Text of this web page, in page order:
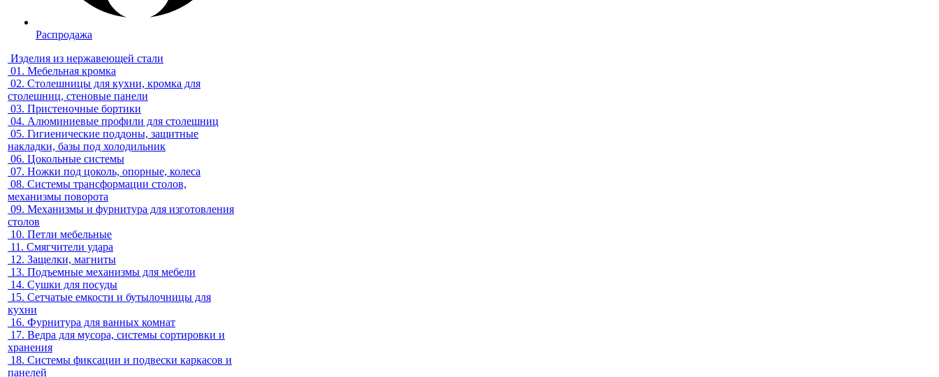
Распродажа
Изделия из нержавеющей стали
01. Мебельная кромка
02. Столешницы для кухни, кромка для
столешниц, стеновые панели
03. Пристеночные бортики
04. Алюминиевые профили для столешниц
05. Гигиенические поддоны, защитные
накладки, базы под холодильник
06. Цокольные системы
07. Ножки под цоколь, опорные, колеса
08. Системы трансформации столов,
механизмы поворота
09. Механизмы и фурнитура для изготовления
столов
10. Петли мебельные
11. Смягчители удара
12. Защелки, магниты
13. Подъемные механизмы для мебели
14. Сушки для посуды
15. Сетчатые емкости и бутылочницы для
кухни
16. Фурнитура для ванных комнат
17. Ведра для мусора, системы сортировки и
хранения
18. Системы фиксации и подвески каркасов и
панелей